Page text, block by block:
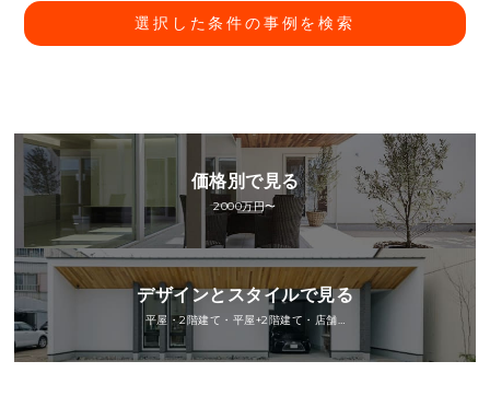
選択した条件の事例を検索
価格別で見る
2000万円〜
デザインとスタイルで見る
平屋・2階建て・平屋+2階建て・店舗…